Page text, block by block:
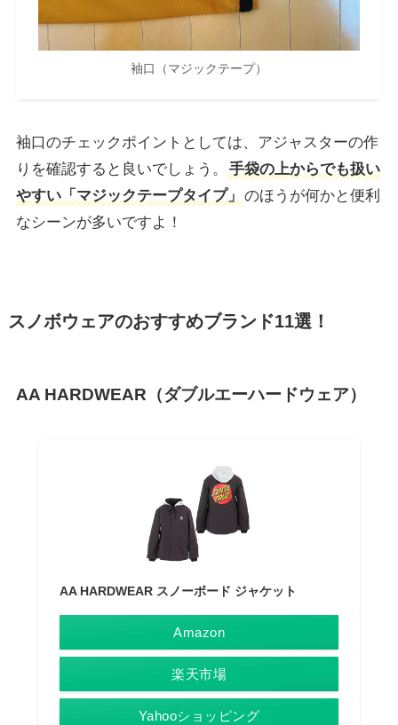
袖口（マジックテープ）
袖口のチェックポイントとしては、アジャスターの作
りを確認すると良いでしょう。
手袋の上からでも扱い
やすい「マジックテープタイプ」 のほうが何かと便利
なシーンが多いですよ！
スノボウェアのおすすめブランド11選！
AA HARDWEAR（ダブルエーハードウェア）
AA HARDWEAR スノーボード ジャケット
Amazon
楽天市場
Yahooショッピング